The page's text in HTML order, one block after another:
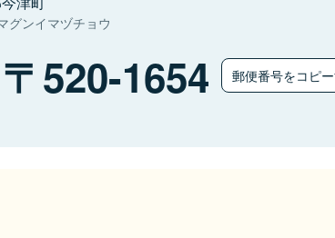
グンイマヅチョウ
520-1654 郵便番号をコピ